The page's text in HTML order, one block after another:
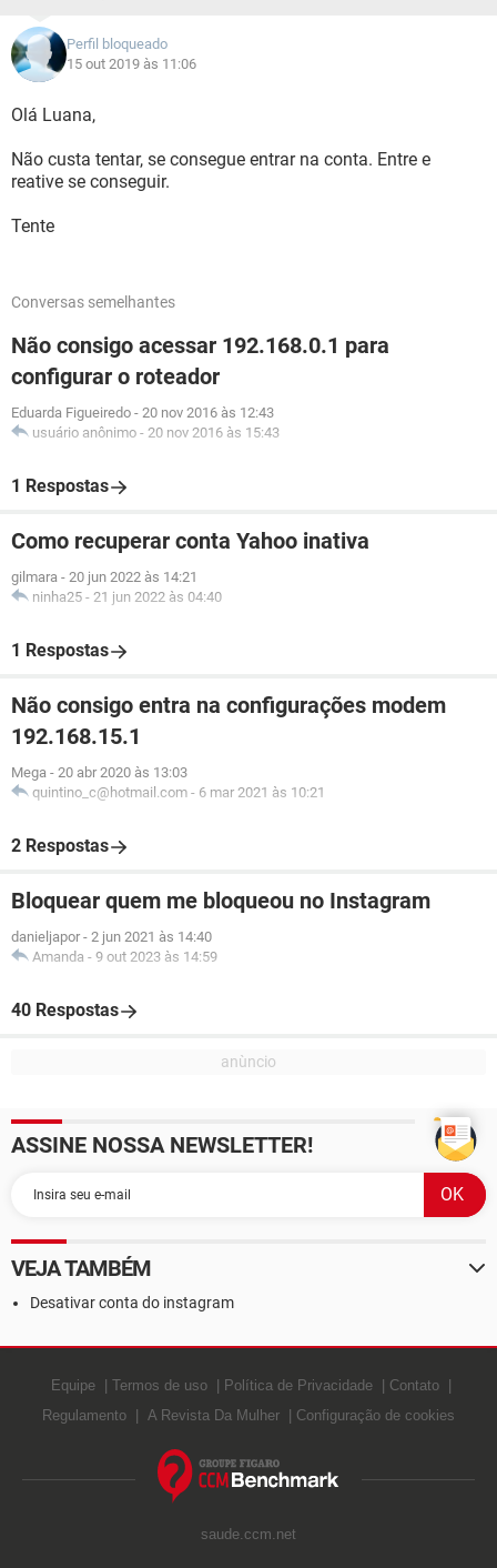
Perfil bloqueado
15 out 2019 às 11:06
Olá Luana,
Não custa tentar, se consegue entrar na conta. Entre e
reative se conseguir.
Tente
Conversas semelhantes
Não consigo acessar 192.168.0.1 para
configurar o roteador
Eduarda Figueiredo - 20 nov 2016 às 12:43
usuário anônimo - 20 nov 2016 às 15:43
1 Respostas
Como recuperar conta Yahoo inativa
gilmara - 20 jun 2022 às 14:21
ninha25 - 21 jun 2022 às 04:40
1 Respostas
Não consigo entra na configurações modem
192.168.15.1
Mega - 20 abr 2020 às 13:03
quintino_c@hotmail.com - 6 mar 2021 às 10:21
2 Respostas
Bloquear quem me bloqueou no Instagram
danieljapor - 2 jun 2021 às 14:40
Amanda - 9 out 2023 às 14:59
40 Respostas
ASSINE NOSSA NEWSLETTER!
VEJA TAMBÉM
Desativar conta do instagram
Equipe Termos de uso Política de Privacidade
Contato
Regulamento
A Revista Da Mulher Configuração de cookies
saude.ccm.net